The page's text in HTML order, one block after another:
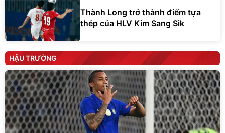
Thành Long trở thành điểm tựa
thép của HLV Kim Sang Sik
HẬU TRƯỜNG